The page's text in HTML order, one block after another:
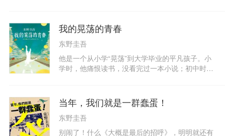
件》，以白领职场为故事舞台的《白色凶器》，问
题家庭麻烦百出的《没有凶手的暗夜》，射箭训练
队员告白的《再见了，教练》，难以忍受分居两地
的《无尽长夜》……
我的晃荡的青春
东野圭吾
他是一个从小学“晃荡”到大学毕业的平凡孩子。小
学时，他痛恨读书，没看完过一本小说；初中时，
想”是能考上录取线最低的大学；高考落榜进复读
班后，他依然是全校最没心没肺的快乐学生。他在
一个普通家庭长大，上的全是普通的学校，十几年
间，没有进过特长班，没有请过补习老师。正是这
当年，我们就是一群蠢蛋！
东野圭吾
别闹了！什么《大概是最后的招呼》，明明就还有